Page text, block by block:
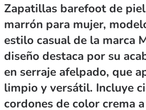
Zapatillas barefoot de
marrón para mujer,
estilo casual de la marca
diseño destaca por su
en serraje afelpado, que
limpio y versátil. Incluye
cordones de color crema